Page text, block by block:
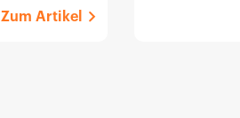
Zum Artikel